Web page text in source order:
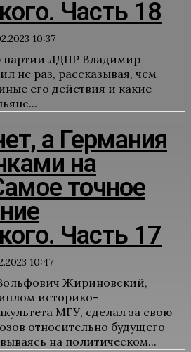
Часть 18
10:37
ЛДПР Владимир
не раз, рассказывая, чем
его действия и какие
а Германия
на
точное
Часть 17
10:47
Жириновский,
историко-
МГУ, сделал за свою
относительно будущего
на политическом...